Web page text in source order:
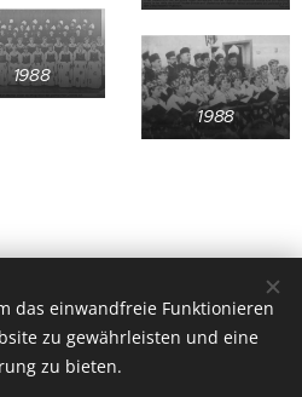
1988
1988
das einwandfreie Funktionieren
zu gewährleisten und eine
zu bieten.